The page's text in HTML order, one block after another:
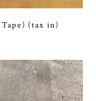
(tax in)